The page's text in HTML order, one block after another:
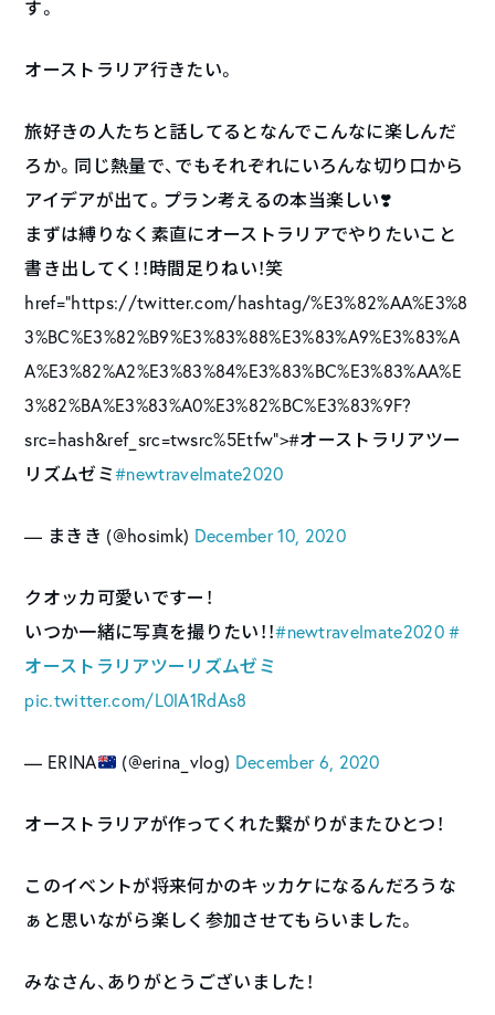
す。
オーストラリア行きたい。
旅好きの人たちと話してるとなんでこんなに楽しんだ
ろか。同じ熱量で、でもそれぞれにいろんな切り口から
アイデアが出て。プラン考えるの本当楽しい❣️
まずは縛りなく素直にオーストラリアでやりたいこと
書き出してく！！時間足りねい！笑
href=”https://twitter.com/hashtag/%E3%82%AA%E3%8
3%BC%E3%82%B9%E3%83%88%E3%83%A9%E3%83%A
A%E3%82%A2%E3%83%84%E3%83%BC%E3%83%AA%E
3%82%BA%E3%83%A0%E3%82%BC%E3%83%9F?
src=hash&ref_src=twsrc%5Etfw”>#オーストラリアツー
リズムゼミ#newtravelmate2020
— まきき (@hosimk) December 10, 2020
クオッカ可愛いですー！
いつか一緒に写真を撮りたい！！#newtravelmate2020 #
オーストラリアツーリズムゼミ
pic.twitter.com/L0lA1RdAs8
— ERINA (@erina_vlog) December 6, 2020
オーストラリアが作ってくれた繋がりがまたひとつ！
このイベントが将来何かのキッカケになるんだろうな
ぁと思いながら楽しく参加させてもらいました。
みなさん、ありがとうございました！